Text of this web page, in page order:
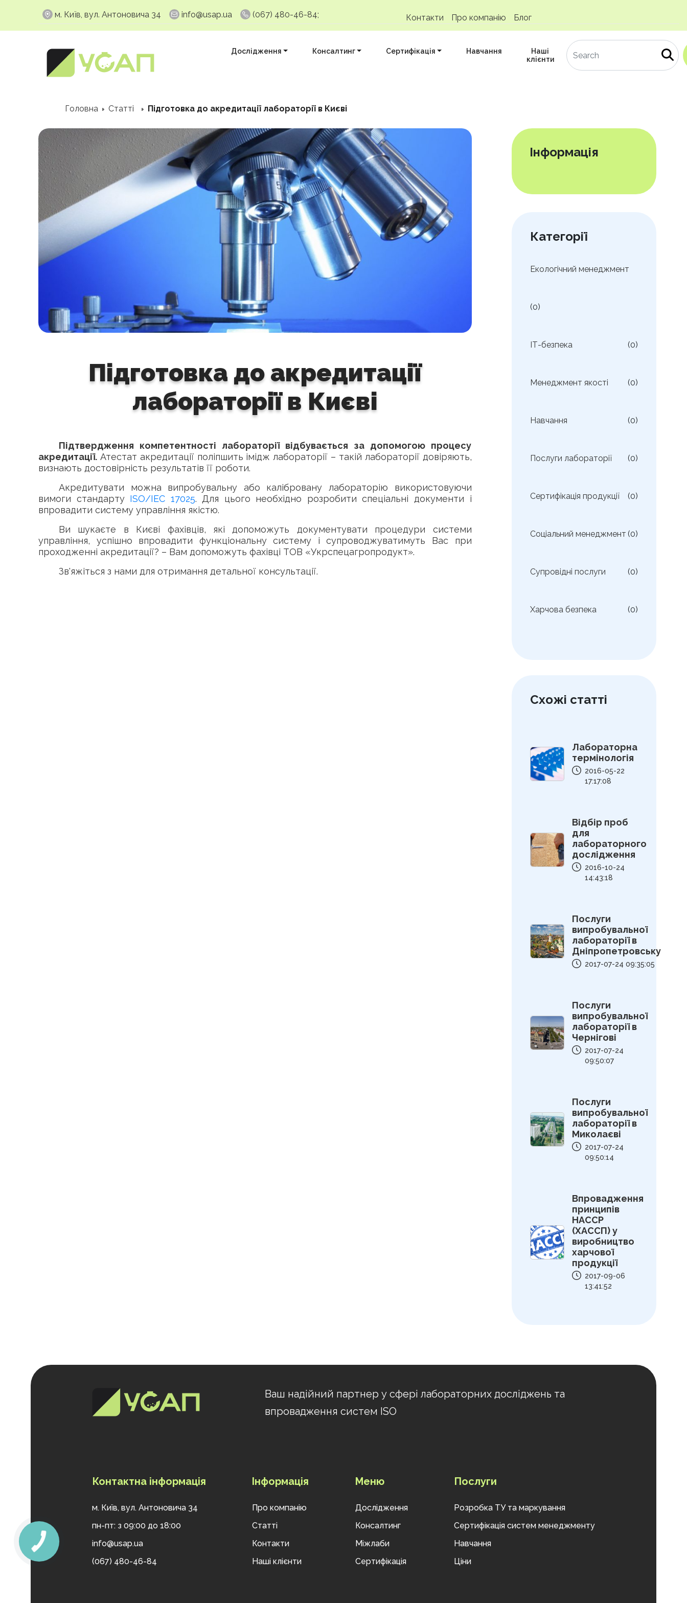
м. Київ, вул. Антоновича 34 info@usap.ua (067) 480-46-84; Контакти Про компанію Блог
Дослідження Консалтинг Сертифікація Навчання
Наші
клієнти
Головна Статті Підготовка до акредитації лабораторії в Києві
Підготовка до акредитації
лабораторії в Києві
Підтвердження компетентності лабораторії відбувається за допомогою процесу
акредитації. Атестат акредитації поліпшить імідж лабораторії – такій лабораторії довіряють,
визнають достовірність результатів її роботи.
Акредитувати можна випробувальну або калібровану лабораторію використовуючи
вимоги стандарту ISO/IEC 17025. Для цього необхідно розробити спеціальні документи і
впровадити систему управління якістю.
Ви шукаєте в Києві фахівців, які допоможуть документувати процедури системи
управління, успішно впровадити функціональну систему і супроводжуватимуть Вас при
проходженні акредитації? – Вам допоможуть фахівці ТОВ «Укрспецагропродукт».
Зв'яжіться з нами для отримання детальної консультації.
Інформація
Категорії
Екологічний менеджмент
(0)
ІТ-безпека (0)
Менеджмент якості (0)
Навчання (0)
Послуги лабораторії (0)
Сертифікація продукції (0)
Соціальний менеджмент (0)
Супровідні послуги (0)
Харчова безпека (0)
Схожі статті
Лабораторна
термінологія
2016-05-22
17:17:08
Відбір проб
для
лабораторного
дослідження
2016-10-24
14:43:18
Послуги
випробувальної
лабораторії в
Дніпропетровську
2017-07-24 09:35:05
Послуги
випробувальної
лабораторії в
Чернігові
2017-07-24
09:50:07
Послуги
випробувальної
лабораторії в
Миколаєві
2017-07-24
09:50:14
Впровадження
принципів
HACCP
(ХАССП) у
виробництво
харчової
продукції
2017-09-06
13:41:52
Ваш надійний партнер у сфері лабораторних досліджень та
впровадження систем ISO
Контактна інформація
м. Київ, вул. Антоновича 34
пн-пт: з 09:00 до 18:00
info@usap.ua
(067) 480-46-84
Інформація
Про компанію
Статті
Контакти
Наші клієнти
Меню
Дослідження
Консалтинг
Міжлаби
Сертифікація
Послуги
Розробка ТУ та маркування
Сертифікація систем менеджменту
Навчання
Ціни